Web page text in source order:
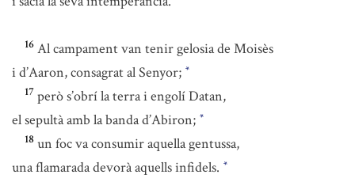
16 Al campament van tenir gelosia de Moisès
i d’Aaron, consagrat al Senyor; *
17 però s’obrí la terra i engolí Datan,
el sepultà amb la banda d’Abiron; *
18 un foc va consumir aquella gentussa,
una flamarada devorà aquells infidels. *